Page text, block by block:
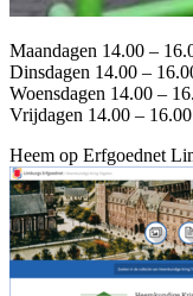
Maandagen 14.00 –
Dinsdagen 14.00 –
Woensdagen 14.00 –
Vrijdagen 14.00 –
Heem op Erfgoednet